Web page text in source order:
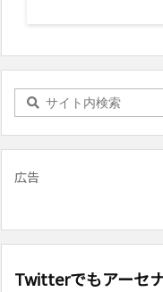
広告
Twitterでもアーセ